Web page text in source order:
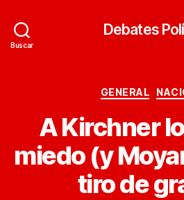
Buscar
Debates
GENERAL
A Kirchner
miedo (y
tiro de